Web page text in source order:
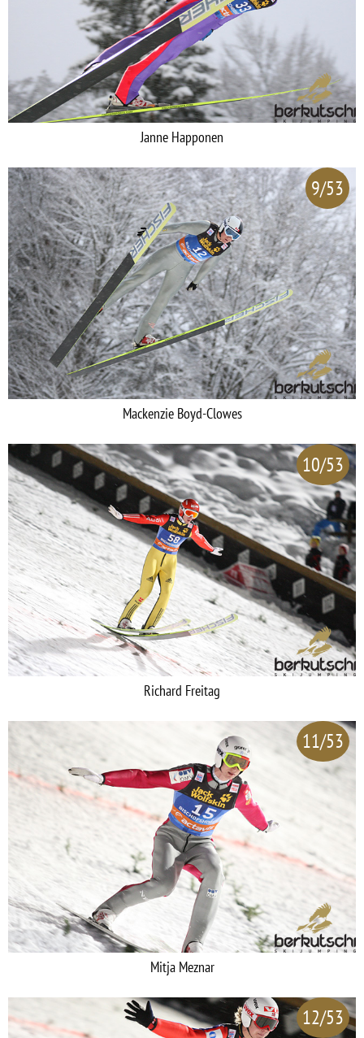
Janne Happonen
9/53
Mackenzie Boyd-Clowes
10/53
Richard Freitag
11/53
Mitja Meznar
12/53